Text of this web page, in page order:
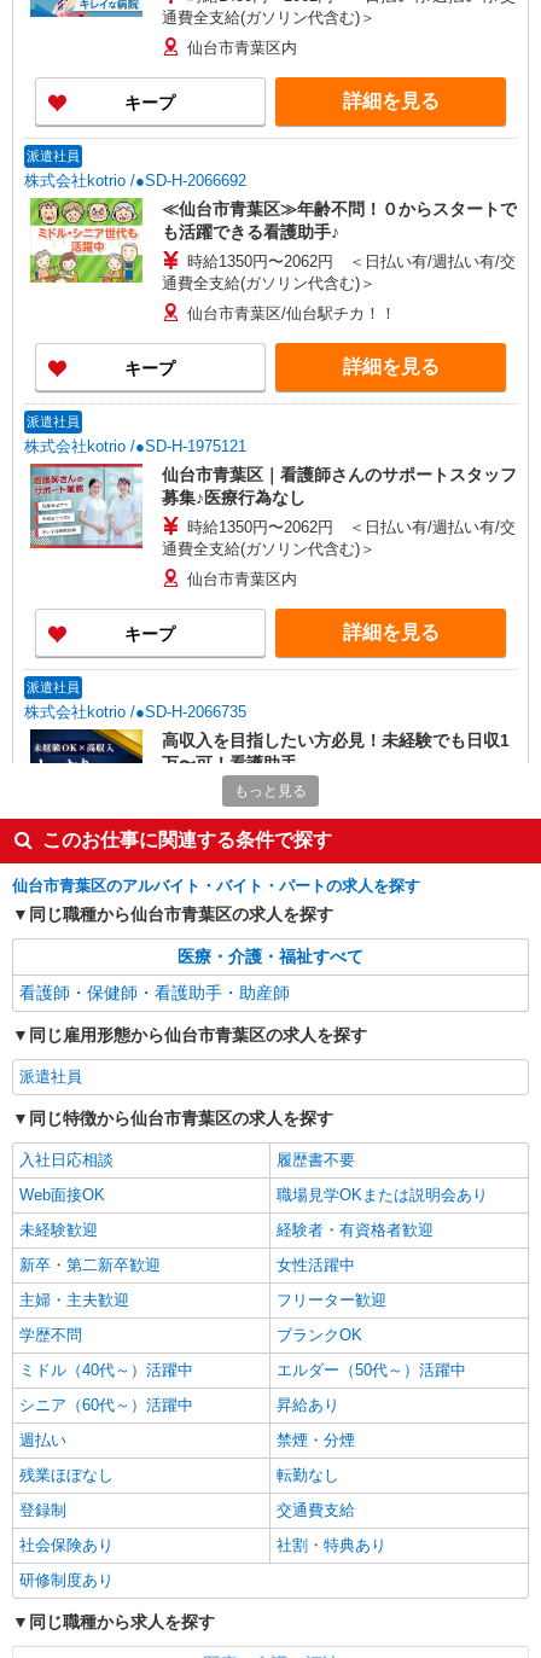
通費全支給(ガソリン代含む)＞
仙台市青葉区内
キープ 詳細を見る
派遣社員
株式会社kotrio /●SD-H-2066692
≪仙台市青葉区≫年齢不問！０からスタートで
も活躍できる看護助手♪
時給1350円〜2062円 ＜日払い有/週払い有/交
通費全支給(ガソリン代含む)＞
仙台市青葉区/仙台駅チカ！！
キープ 詳細を見る
派遣社員
株式会社kotrio /●SD-H-1975121
仙台市青葉区｜看護師さんのサポートスタッフ
募集♪医療行為なし
時給1350円〜2062円 ＜日払い有/週払い有/交
通費全支給(ガソリン代含む)＞
仙台市青葉区内
キープ 詳細を見る
派遣社員
株式会社kotrio /●SD-H-2066735
高収入を目指したい方必見！未経験でも日収1
万〜可！看護助手
時給1350円〜2062円 ＜日払い有/週払い有/交
通費全支給(ガソリン代含む)＞
仙台市青葉区/仙台駅チカ！！
詳細を見る
株式会社kotrio /●SD-H-2066778
≪仙台市青葉区≫未経験・無資格から看護助手
へ挑戦！シフト相談OK♪
時給1350円〜2062円 ＜日払い有/週払い有/交
仙台市青葉区/仙台駅チカ！！
詳細を見る
派遣社員
株式会社kotrio /●SD-H-1993085
≪日払いOK！≫病院の看護助手＊即日勤務も
時給1350円〜2062円 ＜日払い有/週払い有/交
通費全支給(ガソリン代含む)＞
仙台市青葉区/仙台駅チカ！！
詳細を見る
派遣社員
株式会社kotrio /●SD-H-1894403
仙台市青葉区＊医療現場を支える看護助手＊嬉
しい高時給◎研修あり
通費全支給(ガソリン代含む)＞
仙台市青葉区/仙台駅チカ！！
もっと見る
このお仕事に関連する条件で探す
仙台市青葉区のアルバイト・バイト・パートの求人を探す
同じ職種から仙台市青葉区の求人を探す
医療・介護・福祉すべて
看護師・保健師・看護助手・助産師
同じ雇用形態から仙台市青葉区の求人を探す
派遣社員
同じ特徴から仙台市青葉区の求人を探す
入社日応相談
履歴書不要
Web面接OK
職場見学OKまたは説明会あり
未経験歓迎
経験者・有資格者歓迎
新卒・第二新卒歓迎
女性活躍中
主婦・主夫歓迎
フリーター歓迎
学歴不問
ブランクOK
ミドル（40代～）活躍中
エルダー（50代～）活躍中
シニア（60代～）活躍中
昇給あり
週払い
禁煙・分煙
残業ほぼなし
転勤なし
登録制
交通費支給
社会保険あり
社割・特典あり
研修制度あり
同じ職種から求人を探す